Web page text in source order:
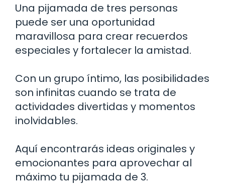
Una pijamada de tres personas
puede ser una oportunidad
maravillosa para crear recuerdos
especiales y fortalecer la amistad.
Con un grupo íntimo, las posibilidades
son infinitas cuando se trata de
actividades divertidas y momentos
inolvidables.
Aquí encontrarás ideas originales y
emocionantes para aprovechar al
máximo tu pijamada de 3.